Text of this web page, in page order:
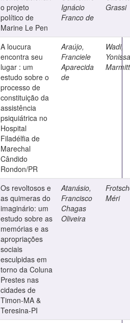
o projeto
político de
Marine Le Pen
Ignácio
Franco de
Grassi
A loucura
encontra seu
lugar : um
estudo sobre o
processo de
constituição da
assistência
psiquiátrica no
Hospital
Filadélfia de
Marechal
Cândido
Rondon/PR
Araújo,
Franciele
Aparecida
de
Wadi,
Yonissa
Marmitt
Os revoltosos e
as quimeras do
imaginário: um
estudo sobre as
memórias e as
apropriações
sociais
esculpidas em
torno da Coluna
Prestes nas
cidades de
Timon-MA &
Teresina-PI
Atanásio,
Francisco
Chagas
Oliveira
Méri